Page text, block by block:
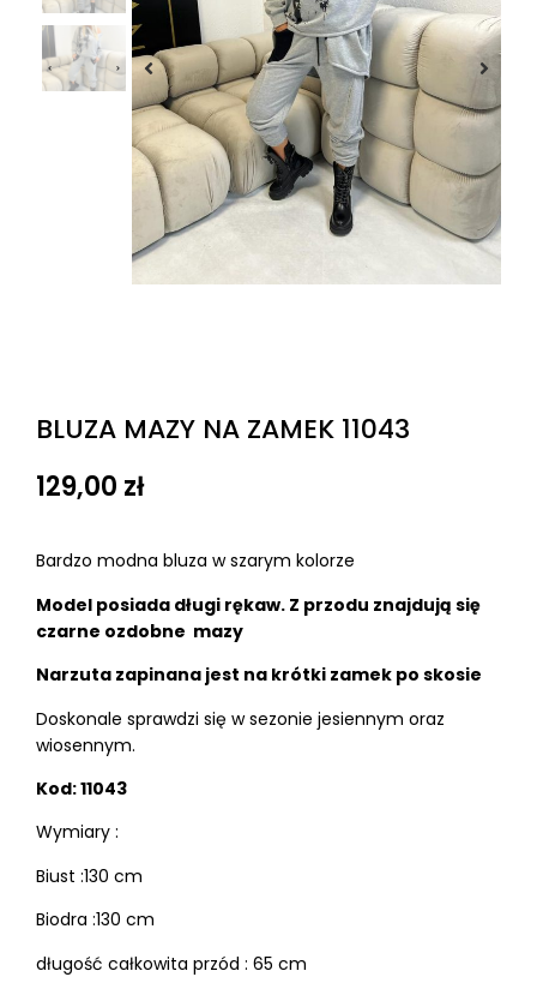
BLUZA MAZY NA ZAMEK 11043
129,00 zł
Bardzo modna bluza w szarym kolorze
Model posiada długi rękaw. Z przodu znajdują się
czarne ozdobne mazy
Narzuta zapinana jest na krótki zamek po skosie
Doskonale sprawdzi się w sezonie jesiennym oraz
wiosennym.
Kod: 11043
Wymiary :
Biust :130 cm
Biodra :130 cm
długość całkowita przód : 65 cm